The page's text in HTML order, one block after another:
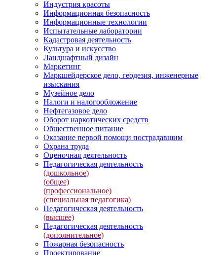
Индустрия красоты
Информационная безопасность
Информационные технологии
Испытательные лаборатории
Кадастровая деятельность
Культура и искусство
Ландшафтный дизайн
Маркетинг
Маркшейдерское дело, геодезия, инженерные
изыскания
Музейное дело
Налоги и налогообложение
Нефтегазовое дело
Оборот наркотических средств
Общественное питание
Оказание первой помощи пострадавшим
Охрана труда
Оценочная деятельность
Педагогическая деятельность
(дошкольное)
(общее)
(профессиональное)
(специальная педагогика)
Педагогическая деятельность
(высшее)
Педагогическая деятельность
(дополнительное)
Пожарная безопасность
Проектирование